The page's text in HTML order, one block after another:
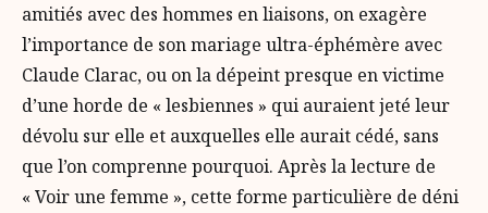
amitiés avec des hommes en liaisons, on exagère
l’importance de son mariage ultra-éphémère avec
Claude Clarac, ou on la dépeint presque en victime
d’une horde de « lesbiennes » qui auraient jeté leur
dévolu sur elle et auxquelles elle aurait cédé, sans
que l’on comprenne pourquoi. Après la lecture de
« Voir une femme », cette forme particulière de déni